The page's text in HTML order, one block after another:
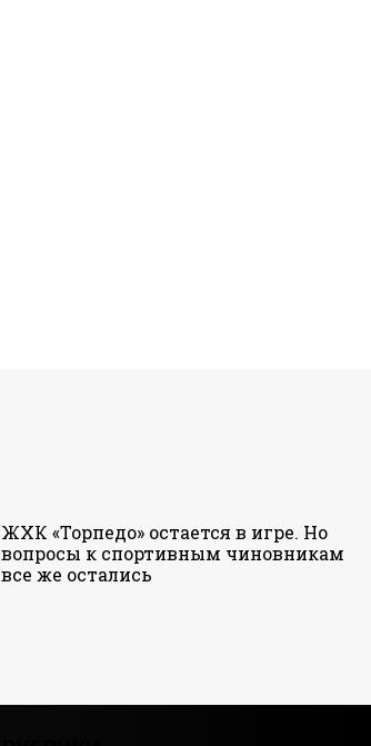
ЖХК «Торпедо» остается в игре. Но
вопросы к спортивным чиновникам
все же остались